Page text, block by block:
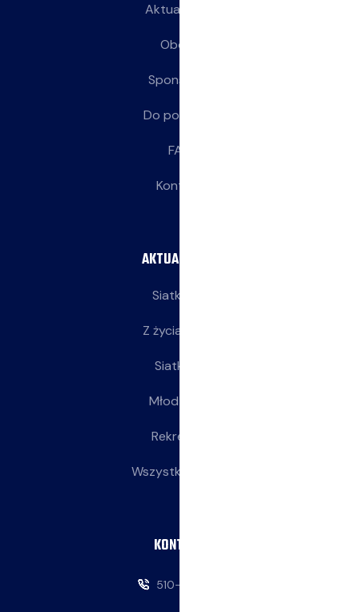
Aktualności
Obozy
Sponsorzy
Do pobrania
FAQ
Kontakt
AKTUALNOŚCI
Siatkarze
Z życia klubu
Siatkarki
Młodziczki
Rekreacja
Wszystkie wpisy
KONTAKT
510-146-069